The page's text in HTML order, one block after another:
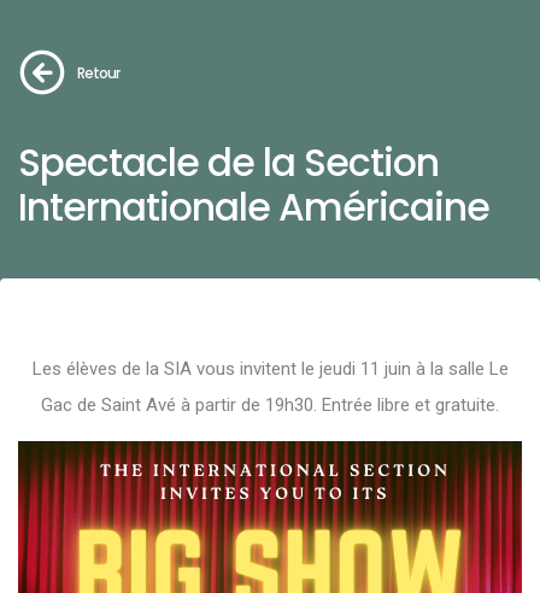
Retour
Spectacle de la Section
Internationale Américaine
Les élèves de la SIA vous invitent le jeudi 11 juin à la salle Le
Gac de Saint Avé à partir de 19h30. Entrée libre et gratuite.